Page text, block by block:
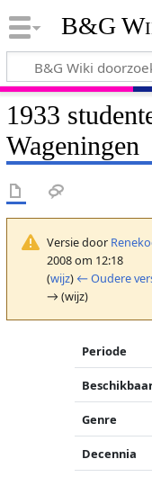
B&G
1933
Wageningen
Versie door
2008 om 12:18
(wijz) ← Oudere
→ (wijz)
Periode
Genre
Decennia